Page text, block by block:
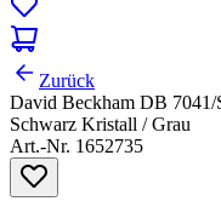
Zurück
David Beckham DB
Schwarz Kristall / Grau
Art.-Nr. 1652735